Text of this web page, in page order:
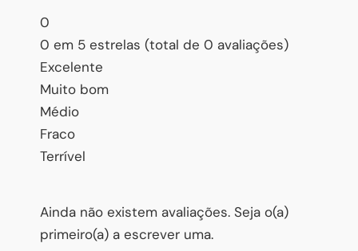
0
0 em 5 estrelas (total de 0 avaliações)
Excelente
Muito bom
Médio
Fraco
Terrível
Ainda não existem avaliações. Seja o(a)
primeiro(a) a escrever uma.